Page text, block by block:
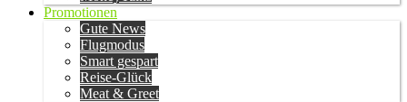
Promotionen
Gute News
Flugmodus
Smart gespart
Reise-Glück
Meat & Greet